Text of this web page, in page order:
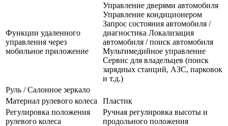
Функции удаленного
управления через
мобильное приложение
Управление дверями автомобиля
Управление кондиционером
Запрос состояния автомобиля /
диагностика Локализация
автомобиля / поиск автомобиля
Мультимедийное управление
Сервис для владельцев (поиск
зарядных станций, АЗС, парковок
и т.д.)
Руль / Салонное зеркало
Материал рулевого колеса
Пластик
Регулировка положения
рулевого колеса
Ручная регулировка высоты и
продольного положения